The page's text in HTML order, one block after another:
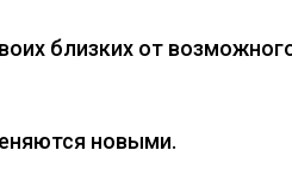
близких от
новыми.